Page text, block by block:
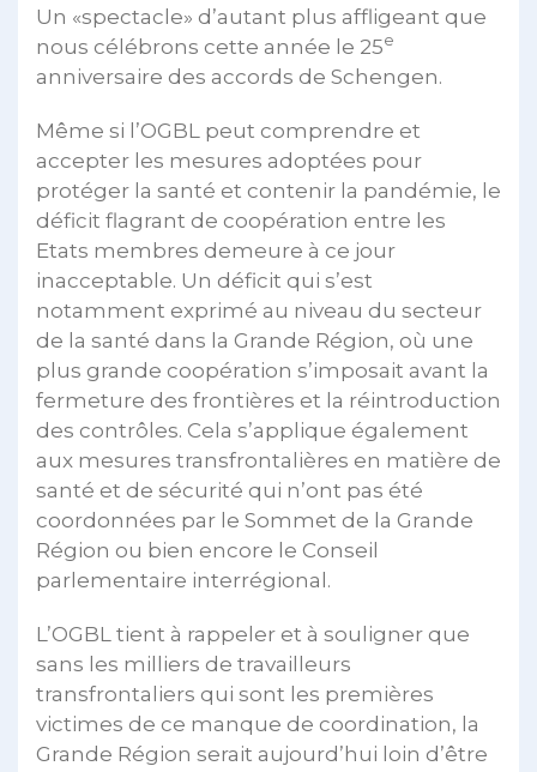
Un «spectacle» d’autant plus affligeant que
nous célébrons cette année le 25e
anniversaire des accords de Schengen.
Même si l’OGBL peut comprendre et
accepter les mesures adoptées pour
protéger la santé et contenir la pandémie, le
déficit flagrant de coopération entre les
Etats membres demeure à ce jour
inacceptable. Un déficit qui s’est
notamment exprimé au niveau du secteur
de la santé dans la Grande Région, où une
plus grande coopération s’imposait avant la
fermeture des frontières et la réintroduction
des contrôles. Cela s’applique également
aux mesures transfrontalières en matière de
santé et de sécurité qui n’ont pas été
coordonnées par le Sommet de la Grande
Région ou bien encore le Conseil
parlementaire interrégional.
L’OGBL tient à rappeler et à souligner que
sans les milliers de travailleurs
transfrontaliers qui sont les premières
victimes de ce manque de coordination, la
Grande Région serait aujourd’hui loin d’être